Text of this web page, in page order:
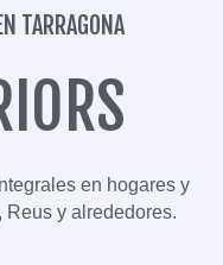
TARRAGONA
en hogares y
Reus y alrededores.